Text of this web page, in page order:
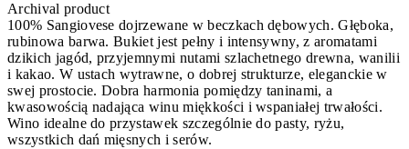
Archival product
100% Sangiovese dojrzewane w beczkach dębowych. Głęboka,
rubinowa barwa. Bukiet jest pełny i intensywny, z aromatami
dzikich jagód, przyjemnymi nutami szlachetnego drewna, wanilii
i kakao. W ustach wytrawne, o dobrej strukturze, eleganckie w
swej prostocie. Dobra harmonia pomiędzy taninami, a
kwasowością nadająca winu miękkości i wspaniałej trwałości.
Wino idealne do przystawek szczególnie do pasty, ryżu,
wszystkich dań mięsnych i serów.